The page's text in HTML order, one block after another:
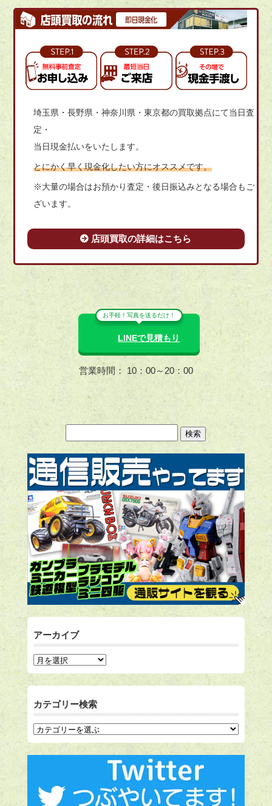
埼玉県・長野県・神奈川県・東京都の買取拠点にて当日査
定・
当日現金払いをいたします。
とにかく早く現金化したい方にオススメです。
※大量の場合はお預かり査定・後日振込みとなる場合もご
ざいます。
店頭買取の詳細はこちら
お手軽！写真を送るだけ！
LINEで見積もり
営業時間： 10：00～20：00
アーカイブ
カテゴリー検索